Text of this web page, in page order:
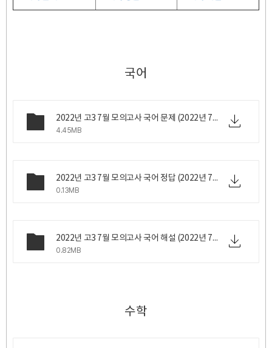
국어
2022년 고3 7월 모의고사 국어 문제 (2022년 7월 6일 수요일 시행).zip
4.45MB
2022년 고3 7월 모의고사 국어 정답 (2022년 7월 6일 수요일 시행).png
0.13MB
2022년 고3 7월 모의고사 국어 해설 (2022년 7월 6일 수요일 시행).zip
0.82MB
수학